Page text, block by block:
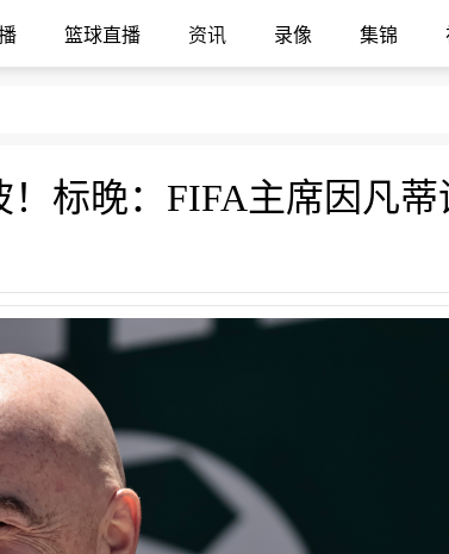
篮球直播 资讯 录像 集锦